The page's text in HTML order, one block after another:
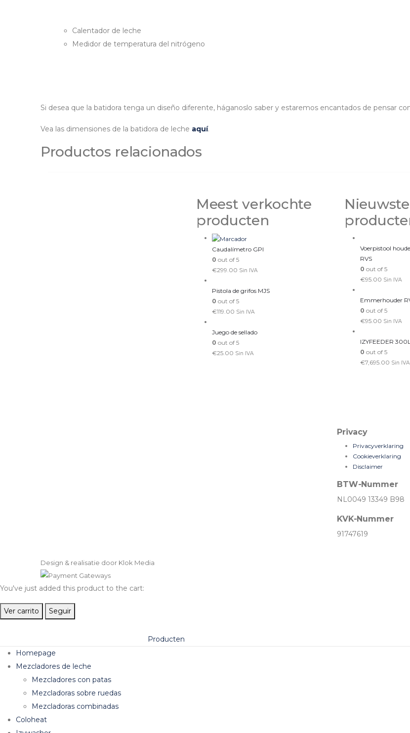
Calentador de leche
Medidor de temperatura del nitrógeno
Si desea que la batidora tenga un diseño diferente, háganoslo saber y estaremos encantados de pensar
Vea las dimensiones de la batidora de leche aquí.
Productos relacionados
Meest verkochte
producten
Caudalímetro GPI
0 out of 5
€299.00 Sin IVA
Pistola de grifos MJS
0 out of 5
€119.00 Sin IVA
Juego de sellado
0 out of 5
€25.00 Sin IVA
Nieuwste
Voerpistool
RVS
0 out of 5
€95.00 Sin IVA
Emmerhouder
0 out of 5
€95.00 Sin IVA
IZYFEEDER
0 out of 5
€7,695.00 Sin IVA
Privacy
Privacyverklaring
Cookieverklaring
Disclaimer
BTW-Nummer
NL0049 13349 B98
KVK-Nummer
91747619
Design & realisatie door Klok Media
You've just added this product to the cart:
Ver carrito Seguir
Producten
Homepage
Mezcladores de leche
Mezcladores con patas
Mezcladoras sobre ruedas
Mezcladoras combinadas
Coloheat